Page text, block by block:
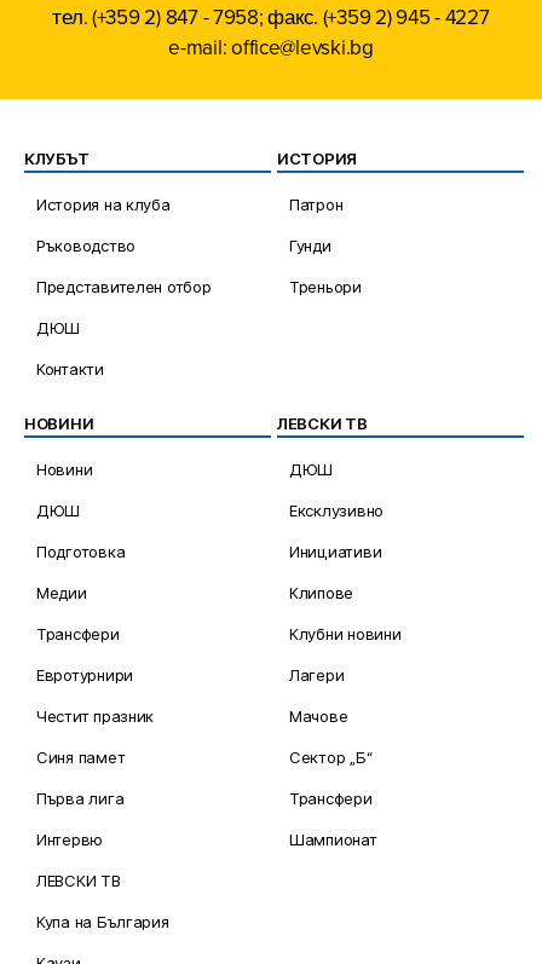
тел. (+359 2) 847 - 7958; факс. (+359 2) 945 - 4227
e-mail: office@levski.bg
КЛУБЪТ
История на клуба
Ръководство
Представителен отбор
ДЮШ
Контакти
ИСТОРИЯ
Патрон
Гунди
Треньори
НОВИНИ
Новини
ДЮШ
Подготовка
Медии
Трансфери
Евротурнири
Честит празник
Синя памет
Първа лига
Интервю
ЛЕВСКИ ТВ
Купа на България
ЛЕВСКИ ТВ
ДЮШ
Ексклузивно
Инициативи
Клипове
Клубни новини
Лагери
Мачове
Сектор „Б“
Трансфери
Шампионат